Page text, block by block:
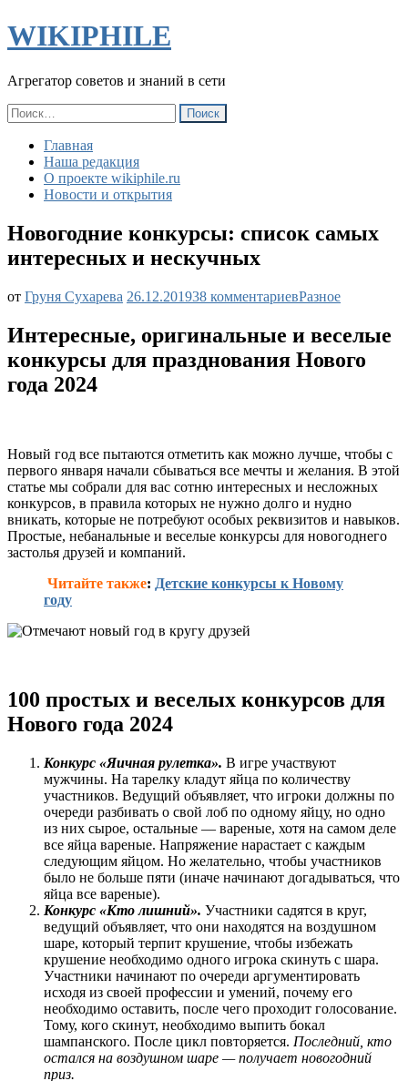
WIKIPHILE
Агрегатор советов и знаний в сети
Найти:
Главная
Наша редакция
О проекте wikiphile.ru
Новости и открытия
Новогодние конкурсы: список самых
интересных и нескучных
от Груня Сухарева 26.12.201938 комментариевк
конкурсы:
список
Разное
Интересные, оригинальные и веселые
конкурсы для празднования Нового
года 2024
Новый год все пытаются отметить как можно лучше, чтобы с
первого января начали сбываться все мечты и желания. В этой
статье мы собрали для вас сотню интересных и несложных
конкурсов, в правила которых не нужно долго и нудно
вникать, которые не потребуют особых реквизитов и навыков.
Простые, небанальные и веселые конкурсы для новогоднего
застолья друзей и компаний.
Читайте также: Детские конкурсы к Новому
году
100 простых и веселых конкурсов для
Нового года 2024
Конкурс «Яичная рулетка». В игре участвуют
мужчины. На тарелку кладут яйца по количеству
участников. Ведущий объявляет, что игроки должны по
очереди разбивать о свой лоб по одному яйцу, но одно
из них сырое, остальные — вареные, хотя на самом деле
все яйца вареные. Напряжение нарастает с каждым
следующим яйцом. Но желательно, чтобы участников
было не больше пяти (иначе начинают догадываться, что
яйца все вареные).
Конкурс «Кто лишний». Участники садятся в круг,
ведущий объявляет, что они находятся на воздушном
шаре, который терпит крушение, чтобы избежать
крушение необходимо одного игрока скинуть с шара.
Участники начинают по очереди аргументировать
исходя из своей профессии и умений, почему его
необходимо оставить, после чего проходит голосование.
Тому, кого скинут, необходимо выпить бокал
шампанского. После цикл повторяется. Последний, кто
остался на воздушном шаре — получает новогодний
приз.